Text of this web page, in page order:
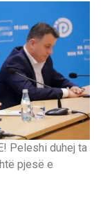
Peleshi duhej ta
pjesë e